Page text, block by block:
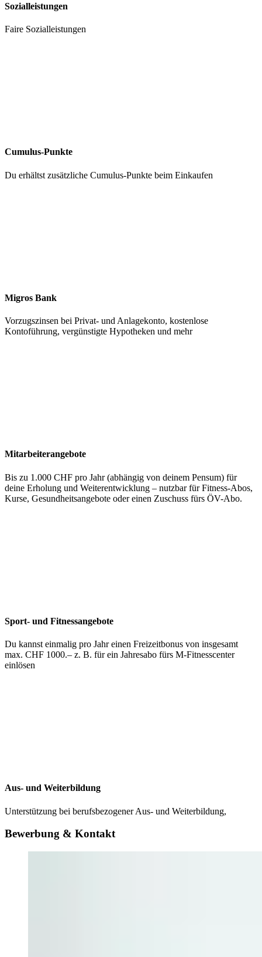
Sozialleistungen
Faire Sozialleistungen
Cumulus-Punkte
Du erhältst zusätzliche Cumulus-Punkte beim Einkaufen
Migros Bank
Vorzugszinsen bei Privat- und Anlagekonto, kostenlose
Kontoführung, vergünstigte Hypotheken und mehr
Mitarbeiterangebote
Bis zu 1.000 CHF pro Jahr (abhängig von deinem Pensum) für
deine Erholung und Weiterentwicklung – nutzbar für Fitness-Abos,
Kurse, Gesundheitsangebote oder einen Zuschuss fürs ÖV-Abo.
Sport- und Fitnessangebote
Du kannst einmalig pro Jahr einen Freizeitbonus von insgesamt
max. CHF 1000.– z. B. für ein Jahresabo fürs M-Fitnesscenter
einlösen
Aus- und Weiterbildung
Unterstützung bei berufsbezogener Aus- und Weiterbildung,
Bewerbung & Kontakt